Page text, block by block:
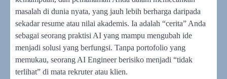
masalah di dunia nyata, yang jauh lebih berharga daripada
sekadar resume atau nilai akademis. Ia adalah “cerita” Anda
sebagai seorang praktisi AI yang mampu mengubah ide
menjadi solusi yang berfungsi. Tanpa portofolio yang
memukau, seorang AI Engineer berisiko menjadi “tidak
terlihat” di mata rekruter atau klien.